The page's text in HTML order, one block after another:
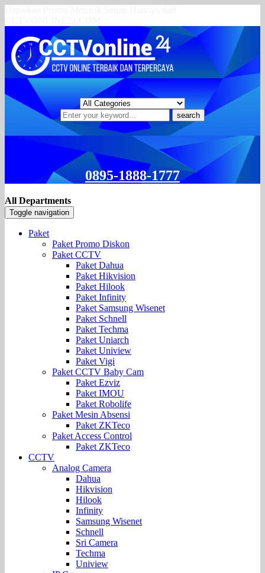
search
0895-1888-1777
All Departments
Toggle navigation
Paket
Paket Promo Diskon
Paket CCTV
Paket Dahua
Paket Hikvision
Paket Hilook
Paket Infinity
Paket Samsung Wisenet
Paket Schnell
Paket Techma
Paket Uniarch
Paket Uniview
Paket Vigi
Paket CCTV Baby Cam
Paket Ezviz
Paket IMOU
Paket Robolife
Paket Mesin Absensi
Paket ZKTeco
Paket Access Control
Paket ZKTeco
CCTV
Analog Camera
Dahua
Hikvision
Hilook
Infinity
Samsung Wisenet
Schnell
Sri Camera
Techma
Uniview